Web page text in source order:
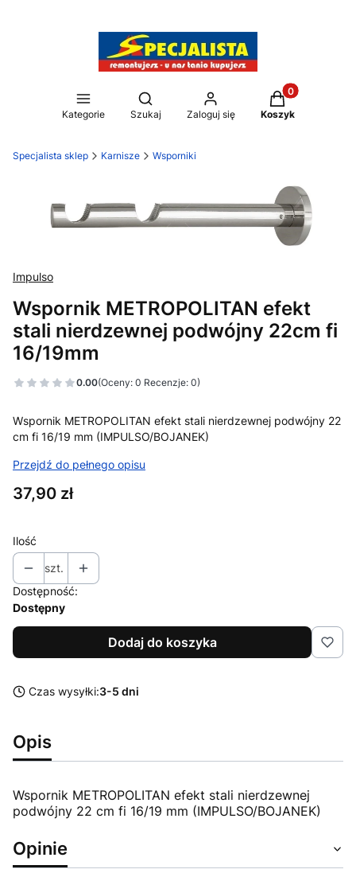
Kategorie
Otwórz wyszukiwarkę
Szukaj Zaloguj się
Produkty w
Koszyk
Specjalista sklep Karnisze Wsporniki
Impulso
Wspornik METROPOLITAN efekt
stali nierdzewnej podwójny 22cm fi
16/19mm
0.00(Oceny: 0 Recenzje: 0)
Wspornik METROPOLITAN efekt stali nierdzewnej podwójny 22
cm fi 16/19 mm (IMPULSO/BOJANEK)
Przejdź do pełnego opisu
Cena
37,90 zł
Ilość
szt.
Dostępność:
Dostępny
Dodaj do koszyka
Czas wysyłki:3-5 dni
Opis
Wspornik METROPOLITAN efekt stali nierdzewnej
podwójny 22 cm fi 16/19 mm (IMPULSO/BOJANEK)
Opinie